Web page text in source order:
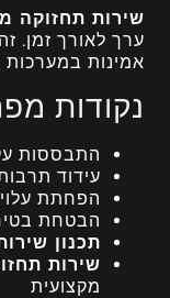
שירות תחזוקה
ערך לאורך זמן.
אמינות במערכות
נקודות
התבססות
עידוד
הפחתת
הבטחת
תכנון
שירות
מקצועית